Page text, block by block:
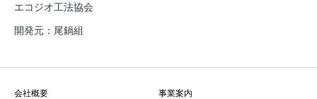
エコジオ工法協会
開発元：尾鍋組
会社概要 事業案内